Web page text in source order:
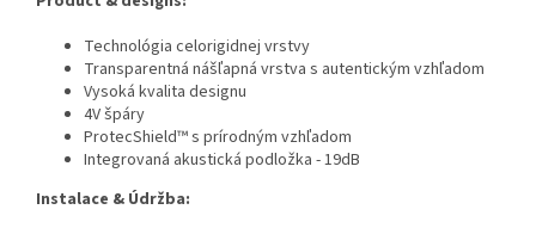
Technológia celorigidnej vrstvy
Transparentná nášľapná vrstva s autentickým vzhľadom
Vysoká kvalita designu
4V špáry
ProtecShield™ s prírodným vzhľadom
Integrovaná akustická podložka - 19dB
Instalace & Údržba: